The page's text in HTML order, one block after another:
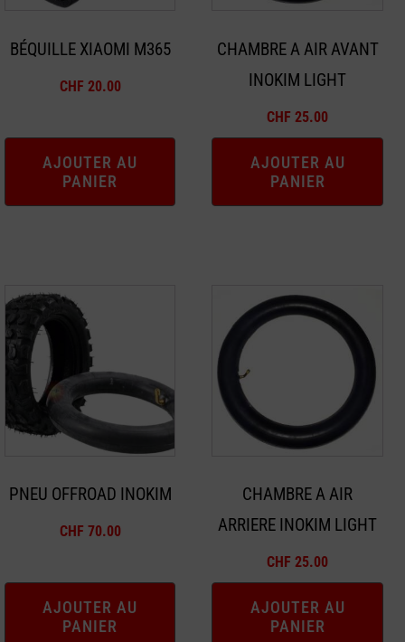
BÉQUILLE XIAOMI M365
CHF 20.00
AJOUTER AU
PANIER
CHAMBRE A AIR AVANT
INOKIM LIGHT
CHF 25.00
AJOUTER AU
PANIER
PNEU OFFROAD INOKIM
CHF 70.00
AJOUTER AU
PANIER
CHAMBRE A AIR
ARRIERE INOKIM LIGHT
CHF 25.00
AJOUTER AU
PANIER